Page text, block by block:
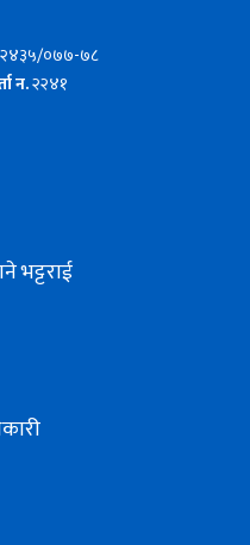
०७७-७८
न.२२४१
भट्टराई